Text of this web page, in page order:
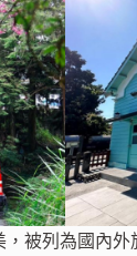
，被列為國內外